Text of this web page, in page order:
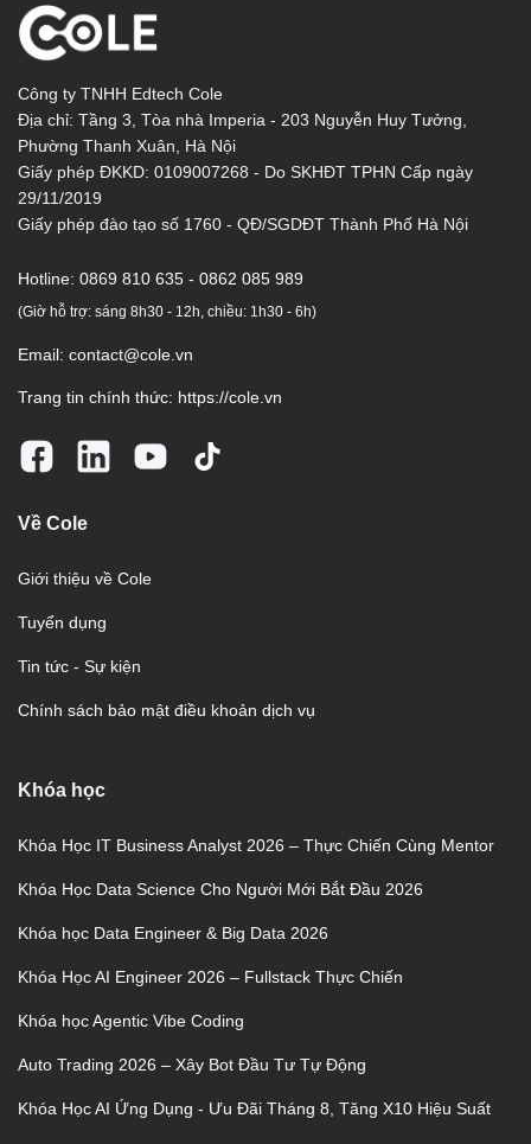
Công ty TNHH Edtech Cole
Địa chỉ: Tầng 3, Tòa nhà Imperia - 203 Nguyễn Huy Tưởng,
Phường Thanh Xuân, Hà Nội
Giấy phép ĐKKD: 0109007268 - Do SKHĐT TPHN Cấp ngày
29/11/2019
Giấy phép đào tạo số 1760 - QĐ/SGDĐT Thành Phố Hà Nội
Hotline: 0869 810 635 - 0862 085 989
(Giờ hỗ trợ: sáng 8h30 - 12h, chiều: 1h30 - 6h)
Email: contact@cole.vn
Trang tin chính thức: https://cole.vn
Về Cole
Giới thiệu về Cole
Tuyển dụng
Tin tức - Sự kiện
Chính sách bảo mật điều khoản dịch vụ
Khóa học
Khóa Học IT Business Analyst 2026 – Thực Chiến Cùng Mentor
Khóa Học Data Science Cho Người Mới Bắt Đầu 2026
Khóa học Data Engineer & Big Data 2026
Khóa Học AI Engineer 2026 – Fullstack Thực Chiến
Khóa học Agentic Vibe Coding
Auto Trading 2026 – Xây Bot Đầu Tư Tự Động
Khóa Học AI Ứng Dụng - Ưu Đãi Tháng 8, Tăng X10 Hiệu Suất